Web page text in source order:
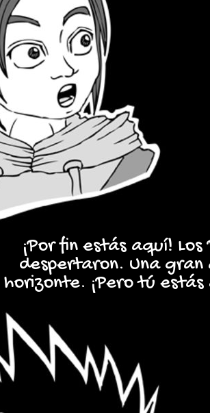
¡Por fin estás aquí!
despertaron. Una gran
horizonte. ¡Pero tú